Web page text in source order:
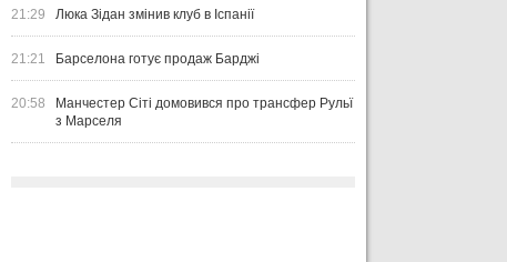
21:29 Люка Зідан змінив клуб в Іспанії
21:21 Барселона готує продаж Барджі
20:58
Манчестер Сіті домовився про трансфер Рульї
з Марселя